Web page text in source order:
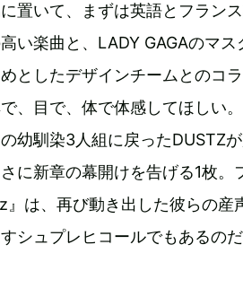
に置いて、まずは英語とフラン
い楽曲と、LADY GAGAのマ
としたデザインチームとのコ
、目で、体で体感してほしい
幼馴染3人組に戻ったDUSTZ
に新章の幕開けを告げる1枚
』は、再び動き出した彼らの
シュプレヒコールでもあるの